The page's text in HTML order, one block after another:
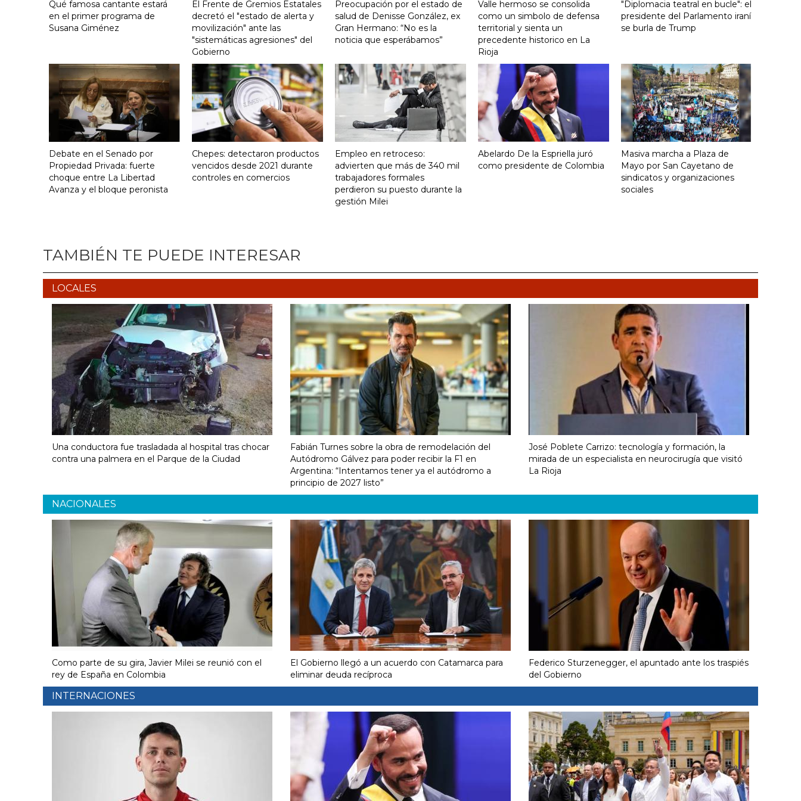
Qué famosa cantante estará
en el primer programa de
Susana Giménez
El Frente de Gremios Estatales
decretó el "estado de alerta y
movilización" ante las
"sistemáticas agresiones" del
Gobierno
Preocupación por el estado de
salud de Denisse González, ex
Gran Hermano: “No es la
noticia que esperábamos”
Valle hermoso se consolida
como un simbolo de defensa
territorial y sienta un
precedente historico en La
Rioja
"Diplomacia teatral en bucle": el
presidente del Parlamento iraní
se burla de Trump
Debate en el Senado por
Propiedad Privada: fuerte
choque entre La Libertad
Avanza y el bloque peronista
Chepes: detectaron productos
vencidos desde 2021 durante
controles en comercios
Empleo en retroceso:
advierten que más de 340 mil
trabajadores formales
perdieron su puesto durante la
gestión Milei
Abelardo De la Espriella juró
como presidente de Colombia
Masiva marcha a Plaza de
Mayo por San Cayetano de
sindicatos y organizaciones
sociales
TAMBIÉN TE PUEDE INTERESAR
LOCALES
Una conductora fue trasladada al hospital tras chocar
contra una palmera en el Parque de la Ciudad
Fabián Turnes sobre la obra de remodelación del
Autódromo Gálvez para poder recibir la F1 en
Argentina: “Intentamos tener ya el autódromo a
principio de 2027 listo”
José Poblete Carrizo: tecnología y formación, la
mirada de un especialista en neurocirugía que visitó
La Rioja
NACIONALES
Como parte de su gira, Javier Milei se reunió con el
rey de España en Colombia
El Gobierno llegó a un acuerdo con Catamarca para
eliminar deuda recíproca
Federico Sturzenegger, el apuntado ante los traspiés
del Gobierno
INTERNACIONES